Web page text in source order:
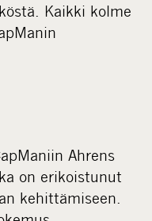
Kaikki kolme
Ahrens
on erikoistunut
kehittämiseen.